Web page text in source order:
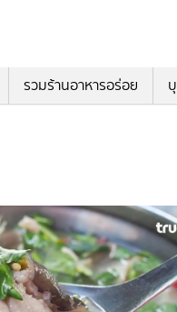
รวมร้านอาหารอร่อย